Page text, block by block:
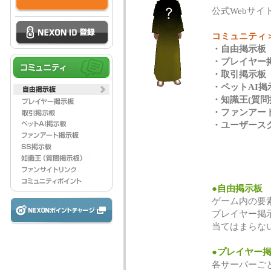
公式Webサイ
コミュニティ
・自由掲示板
・プレイヤー
・取引掲示板
・ペットAI掲
・知識王(質
・ファンアー
・ユーザース
●自由掲示板
ゲーム内の要
プレイヤー掲
当てはまらな
●プレイヤー
各サーバーご